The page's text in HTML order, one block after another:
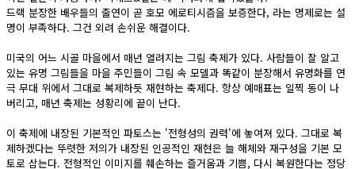
드랙 분장한 배우들의 출연이 곧 호모 에로티시즘을 보증한다, 라는 명제로는 설
명이 부족하다. 그건 외려 손쉬운 해결이다.
미국의 어느 시골 마을에서 매년 열려지는 그림 축제가 있다. 사람들이 잘 알고
있는 유명 그림들을 마을 주민들이 그림 속 모델과 똑같이 분장해서 유명화를 연
극 무대 위에서 그대로 복제하듯 재현하는 축제다. 항상 예매표는 일찍 동이 나
버리고, 매년 축제는 성황리에 끝이 난다.
이 축제에 내장된 기본적인 파토스는 '전형성의 권력'에 놓여져 있다. 그대로 복
제하겠다는 뚜렷한 저의가 내장된 인공적인 재현은 늘 해체와 재구성을 기본 모
토로 삼는다. 전형적인 이미지를 훼손하는 즐거움과 기쁨, 다시 복원한다는 정당